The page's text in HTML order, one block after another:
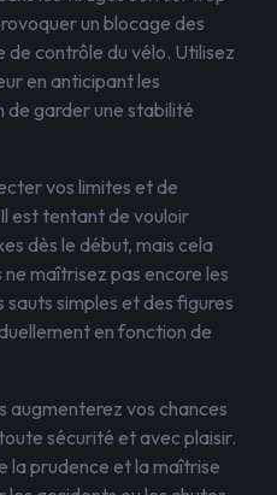
un blocage des
contrôle du vélo. Utilisez
en anticipant les
de garder une stabilité
vos limites et de
est tentant de vouloir
dès le début, mais cela
maîtrisez pas encore les
simples et des figures
en fonction de
augmenterez vos chances
sécurité et avec plaisir.
la prudence et la maîtrise